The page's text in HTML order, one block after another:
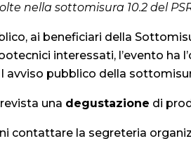
nella sottomisura 10.2 del
ai beneficiari della
interessati, l’evento
pubblico della
una degustazione di
contattare la segreteria